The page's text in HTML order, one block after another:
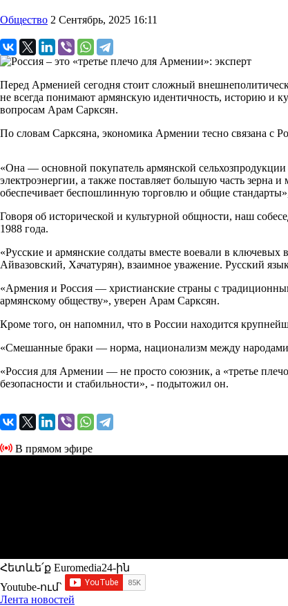
Общество 2 Сентябрь, 2025 16:11
Перед Арменией сегодня стоит сложный
не всегда понимают армянскую идентичность, историю и
вопросам Арам Сарксян.
По словам Сарксяна, экономика Армении тесно связана с
«Она — основной покупатель армянской сельхозпродукции
электроэнергии, а также поставляет большую часть
обеспечивает беспошлинную торговлю и общие
Говоря об исторической и культурной общности, наш
1988 года.
«Русские и армянские солдаты вместе воевали в ключевых
Айвазовский, Хачатурян), взаимное уважение. Русский
«Армения и Россия — христианские страны с
армянскому обществу», уверен Арам Сарксян.
Кроме того, он напомнил, что в России находится
«Смешанные браки — норма, национализм между народами
«Россия для Армении — не просто союзник, а «третье
безопасности и стабильности», - подытожил он.
В прямом эфире
Հետևե՛ք Euromedia24-ին
Youtube-ում`
Лента новостей